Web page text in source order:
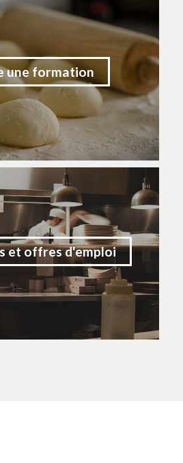
une formation
et offres d'emploi